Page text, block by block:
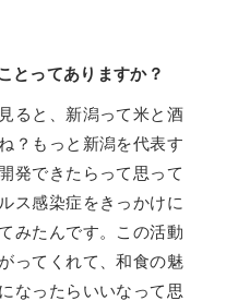
ってありますか？
ると、新潟って米と酒
？もっと新潟を代表す
発できたらって思って
ス感染症をきっかけに
みたんです。この活動
ってくれて、和食の魅
なったらいいなって思